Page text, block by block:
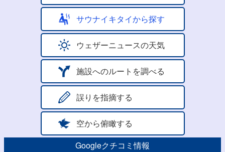
サウナイキタイから探す
ウェザーニュースの天気
施設へのルートを調べる
誤りを指摘する
空から俯瞰する
Googleクチコミ情報